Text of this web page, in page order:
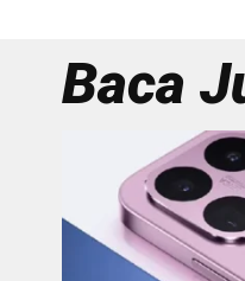
Baca